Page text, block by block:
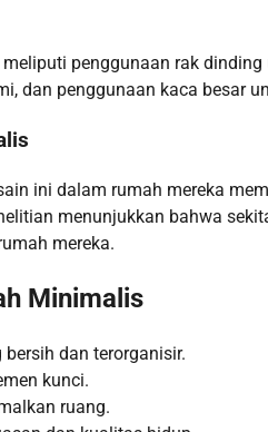
penggunaan rak
dan penggunaan kaca besar
ini dalam rumah mereka
menunjukkan bahwa
mereka.
Minimalis
dan terorganisir.
kunci.
ruang.